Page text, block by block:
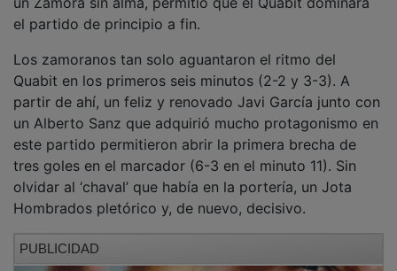
el partido de principio a fin.
Quabit en los primeros seis minutos (2-2 y 3-3). A
partir de ahí, un feliz y renovado Javi García junto con
un Alberto Sanz que adquirió mucho protagonismo en
este partido permitieron abrir la primera brecha de
tres goles en el marcador (6-3 en el minuto 11). Sin
olvidar al ‘chaval’ que había en la portería, un Jota
Hombrados pletórico y, de nuevo, decisivo.